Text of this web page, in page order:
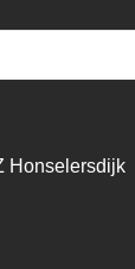
Honselersdijk